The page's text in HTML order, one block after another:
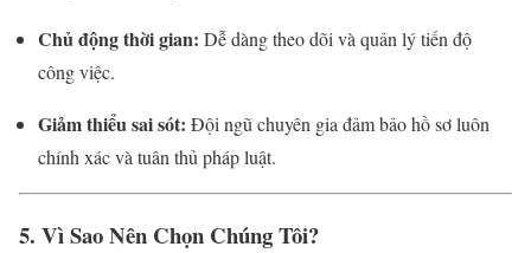
Chủ động thời gian: Dễ dàng theo dõi và quản lý tiến độ
công việc.
Giảm thiểu sai sót: Đội ngũ chuyên gia đảm bảo hồ sơ luôn
chính xác và tuân thủ pháp luật.
5. Vì Sao Nên Chọn Chúng Tôi?